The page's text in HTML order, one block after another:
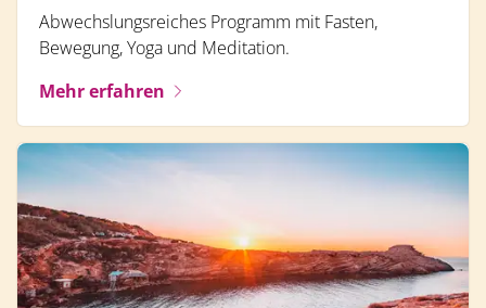
Abwechslungsreiches Programm mit Fasten,
Bewegung, Yoga und Meditation.
Mehr erfahren